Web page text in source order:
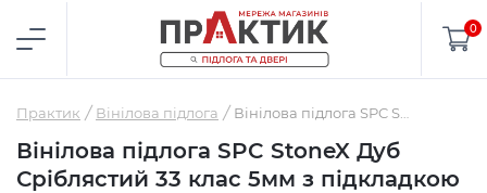
0
Практик Вінілова підлога
Вінілова підлога SPC StoneX Дуб
Сріблястий 33 клас 5мм з підкладкою